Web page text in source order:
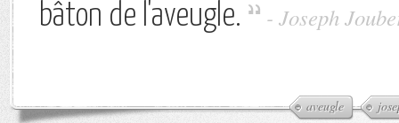
bâton de l'aveugle.
- Joseph
aveugle